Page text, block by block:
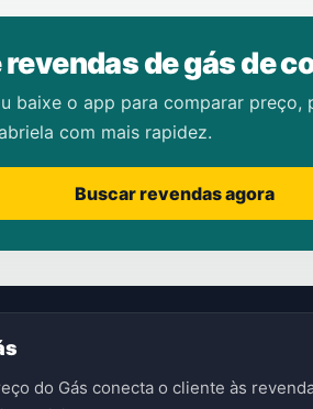
de gás de
baixe o app para comparar
com mais rapidez.
Buscar revendas agora
do Gás conecta o cliente às